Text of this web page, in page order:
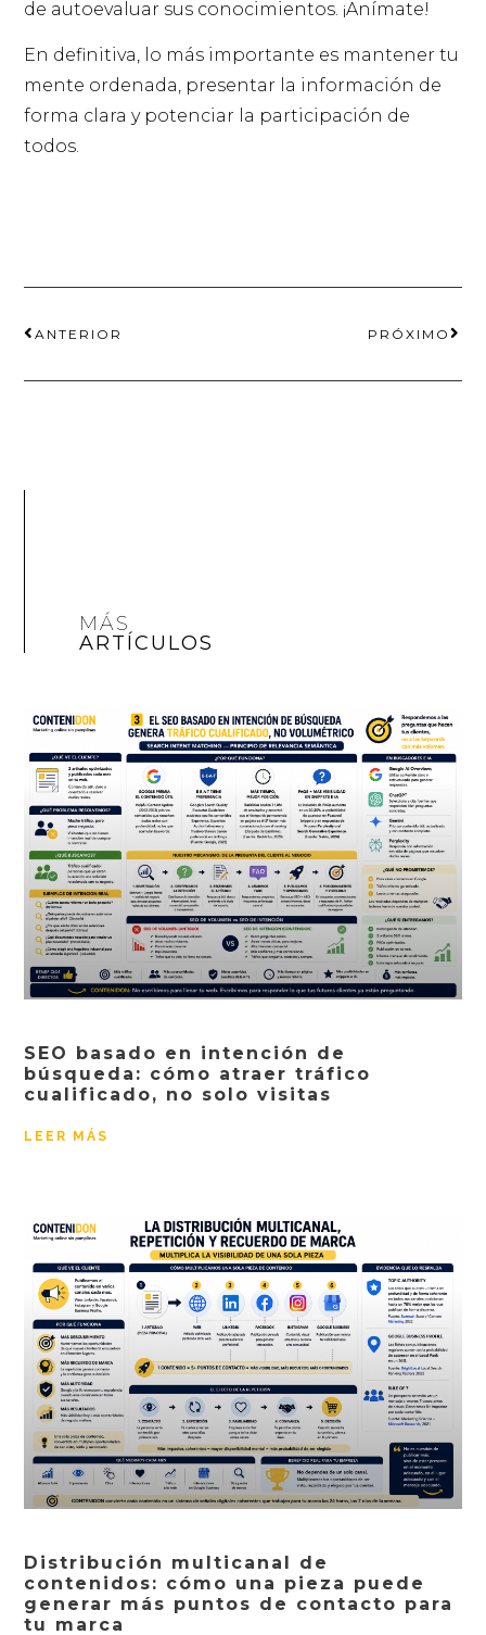
de autoevaluar sus conocimientos. ¡Anímate!
En definitiva, lo más importante es mantener tu
mente ordenada, presentar la información de
forma clara y potenciar la participación de
todos.
ANTERIOR PRÓXIMO
MÁS
ARTÍCULOS
SEO basado en intención de
búsqueda: cómo atraer tráfico
cualificado, no solo visitas
LEER MÁS
Distribución multicanal de
contenidos: cómo una pieza puede
generar más puntos de contacto para
tu marca